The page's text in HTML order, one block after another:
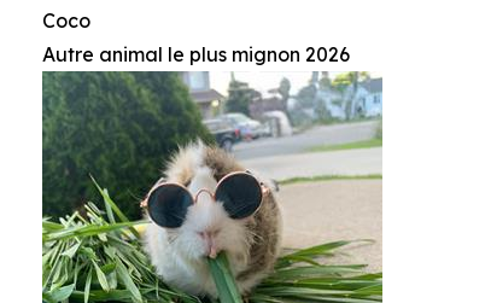
Coco
Autre animal le plus mignon 2026